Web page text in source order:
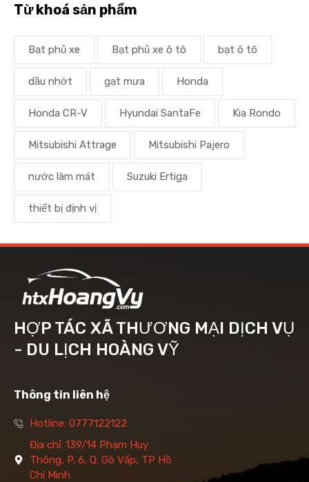
Từ khoá sản phẩm
Bạt phủ xe Bạt phủ xe ô tô bạt ô tô
dầu nhớt gạt mưa Honda
Honda CR-V Hyundai SantaFe Kia Rondo
Mitsubishi Attrage Mitsubishi Pajero
nước làm mát Suzuki Ertiga
thiết bị định vị
HỢP TÁC XÃ THƯƠNG MẠI DỊCH VỤ
- DU LỊCH HOÀNG VỸ
Thông tin liên hệ
Hotline: 0777122122
Địa chỉ: 139/14 Phạm Huy
Thông, P. 6, Q. Gò Vấp, TP Hồ
Chí Minh